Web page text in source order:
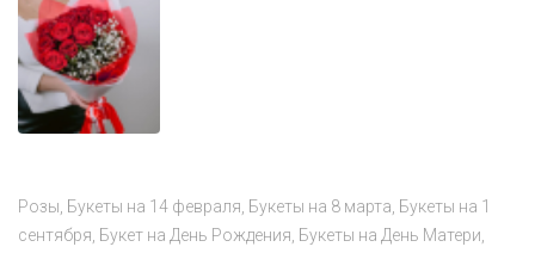
Розы Букеты на 14 февраля Букеты на 8 марта Букеты на 1
сентября Букет на День Рождения Букеты на День Матери